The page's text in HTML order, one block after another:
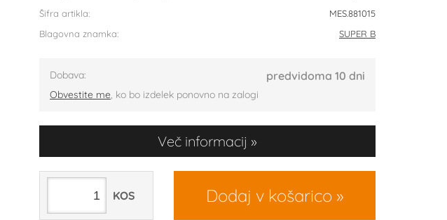
Šifra artikla:
MES.881015
Blagovna znamka:
SUPER B
Dobava: predvidoma 10 dni
Obvestite me, ko bo izdelek ponovno na zalogi
Več informacij
Dodaj v košarico
KOS